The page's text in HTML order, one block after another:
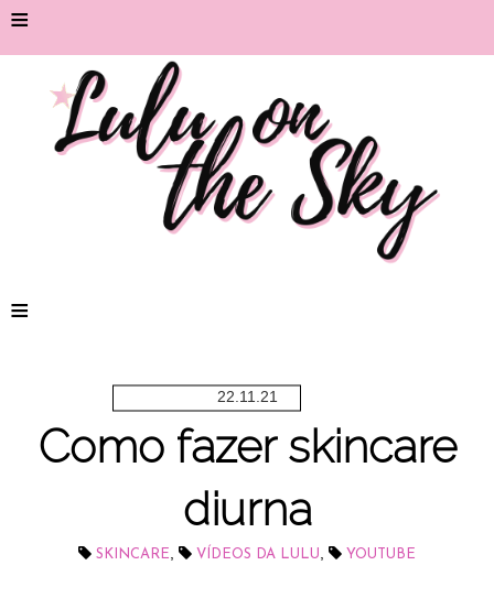
≡
≡
22.11.21
Como fazer skincare
diurna
SKINCARE, VÍDEOS DA LULU, YOUTUBE